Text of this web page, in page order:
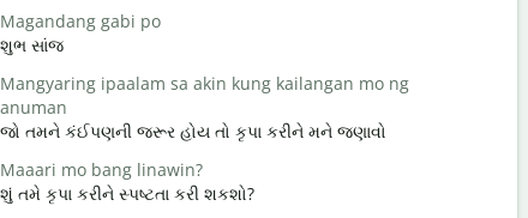
Magandang gabi po
શુભ સાંજ
Mangyaring ipaalam sa akin kung kailangan mo ng
anuman
જો તમને કંઈપણની જરૂર હોય તો કૃપા કરીને મને જણાવો
Maaari mo bang linawin?
શું તમે કૃપા કરીને સ્પષ્ટતા કરી શકશો?